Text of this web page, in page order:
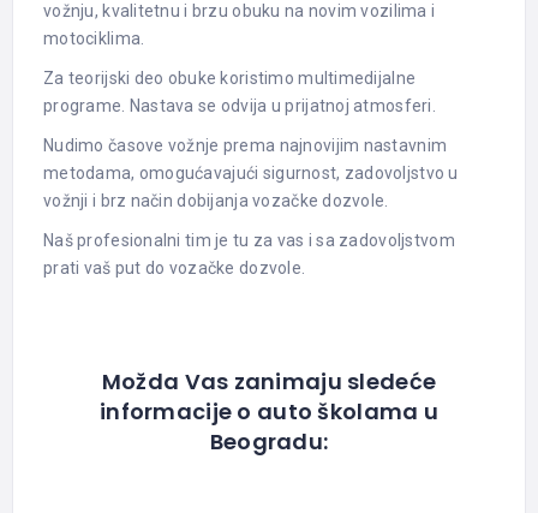
vožnju, kvalitetnu i brzu obuku na novim vozilima i
motociklima.
Za teorijski deo obuke koristimo multimedijalne
programe. Nastava se odvija u prijatnoj atmosferi.
Nudimo časove vožnje prema najnovijim nastavnim
metodama, omogućavajući sigurnost, zadovoljstvo u
vožnji i brz način dobijanja vozačke dozvole.
Naš profesionalni tim je tu za vas i sa zadovoljstvom
prati vaš put do vozačke dozvole.
Možda Vas zanimaju sledeće
informacije o auto školama u
Beogradu: